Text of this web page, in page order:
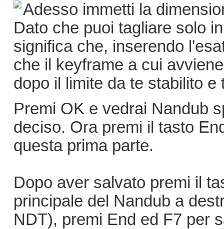
Adesso immetti la
Dato che puoi tagliare solo
significa che, inserendo
che il keyframe a cui
dopo il limite da te stabilito
Premi OK e vedrai Nandub
deciso. Ora premi il tasto
questa prima parte.
Dopo aver salvato premi il
principale del Nandub a
NDT), premi End ed F7 per